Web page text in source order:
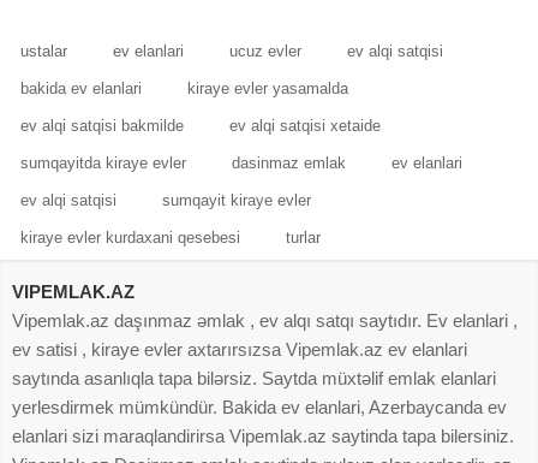
ustalar ev elanlari ucuz evler ev alqi satqisi
bakida ev elanlari kiraye evler yasamalda
ev alqi satqisi bakmilde ev alqi satqisi xetaide
sumqayitda kiraye evler dasinmaz emlak ev elanlari
ev alqi satqisi sumqayit kiraye evler
kiraye evler kurdaxani qesebesi turlar
VIPEMLAK.AZ
Vipemlak.az daşınmaz əmlak , ev alqı satqı saytıdır. Ev elanlari ,
ev satisi , kiraye evler axtarırsızsa Vipemlak.az ev elanlari
saytında asanlıqla tapa bilərsiz. Saytda müxtəlif emlak elanlari
yerlesdirmek mümkündür. Bakida ev elanlari, Azerbaycanda ev
elanlari sizi maraqlandirirsa Vipemlak.az saytinda tapa bilersiniz.